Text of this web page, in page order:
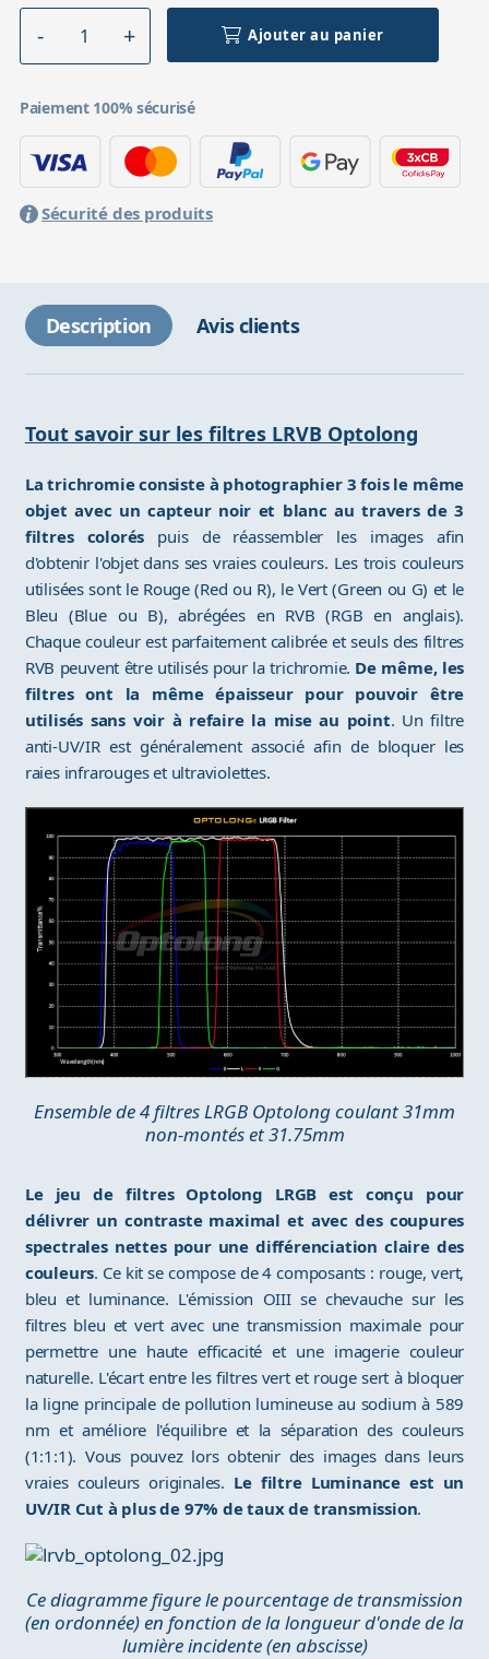
Ajouter au panier
Paiement 100% sécurisé
Sécurité des produits
Description Avis clients
Tout savoir sur les filtres LRVB Optolong
La trichromie consiste à photographier 3 fois le même
objet avec un capteur noir et blanc au travers de 3
filtres colorés puis de réassembler les images afin
d'obtenir l'objet dans ses vraies couleurs. Les trois couleurs
utilisées sont le Rouge (Red ou R), le Vert (Green ou G) et le
Bleu (Blue ou B), abrégées en RVB (RGB en anglais).
Chaque couleur est parfaitement calibrée et seuls des filtres
RVB peuvent être utilisés pour la trichromie. De même, les
filtres ont la même épaisseur pour pouvoir être
utilisés sans voir à refaire la mise au point. Un filtre
anti-UV/IR est généralement associé afin de bloquer les
raies infrarouges et ultraviolettes.
Ensemble de 4 filtres LRGB Optolong coulant 31mm
non-montés et 31.75mm
Le jeu de filtres Optolong LRGB est conçu pour
délivrer un contraste maximal et avec des coupures
spectrales nettes pour une différenciation claire des
couleurs. Ce kit se compose de 4 composants : rouge, vert,
bleu et luminance. L'émission OIII se chevauche sur les
filtres bleu et vert avec une transmission maximale pour
permettre une haute efficacité et une imagerie couleur
naturelle. L'écart entre les filtres vert et rouge sert à bloquer
la ligne principale de pollution lumineuse au sodium à 589
nm et améliore l'équilibre et la séparation des couleurs
(1:1:1). Vous pouvez lors obtenir des images dans leurs
vraies couleurs originales. Le filtre Luminance est un
UV/IR Cut à plus de 97% de taux de transmission.
Ce diagramme figure le pourcentage de transmission
(en ordonnée) en fonction de la longueur d'onde de la
lumière incidente (en abscisse)